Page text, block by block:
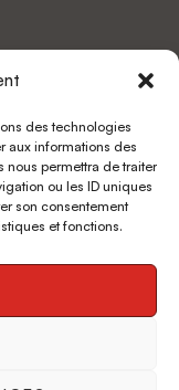
des technologies
aux informations des
nous permettra de traiter
ou les ID uniques
son consentement
et fonctions.